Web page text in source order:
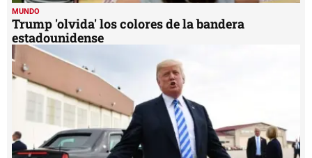
MUNDO
Trump 'olvida' los colores de la bandera
estadounidense